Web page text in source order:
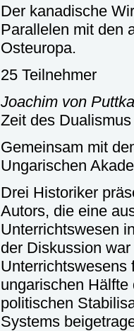
Der kanadische
Parallelen mit den
Osteuropa.
25 Teilnehmer
Joachim von
Zeit des
Gemeinsam mit
Ungarischen
Drei Historiker
Autors, die eine
Unterrichtswesen
der Diskussion
Unterrichtswesens
ungarischen
politischen
Systems